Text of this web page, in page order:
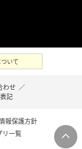
いて
わせ ／
記
報保護方針
リ一覧